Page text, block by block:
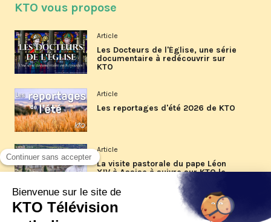
KTO vous propose
Article
Les Docteurs de l'Église, une série
documentaire à redécouvrir sur
KTO
Article
Les reportages d'été 2026 de KTO
Article
La visite pastorale du pape Léon
XIV à Assise à suivre sur KTO le
Article